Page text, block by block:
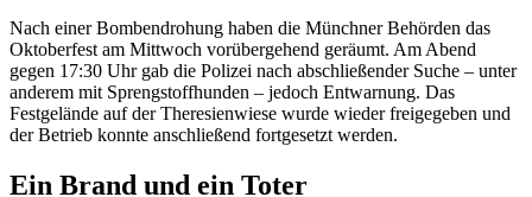
Nach einer Bombendrohung haben die Münchner Behörden das
Oktoberfest am Mittwoch vorübergehend geräumt. Am Abend
gegen 17:30 Uhr gab die Polizei nach abschließender Suche – unter
anderem mit Sprengstoffhunden – jedoch Entwarnung. Das
Festgelände auf der Theresienwiese wurde wieder freigegeben und
der Betrieb konnte anschließend fortgesetzt werden.
Ein Brand und ein Toter